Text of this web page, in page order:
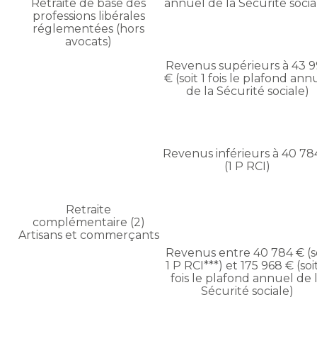
Retraite de base des
professions libérales
réglementées (hors
avocats)
annuel de la Sécurité
Revenus supérieurs à 43
€ (soit 1 fois le plafond
de la Sécurité sociale)
Retraite
complémentaire (2)
Artisans et commerçants
Revenus inférieurs à 40
(1 P RCI)
Revenus entre 40 784 €
1 P RCI***) et 175 968 €
fois le plafond annuel de
Sécurité sociale)